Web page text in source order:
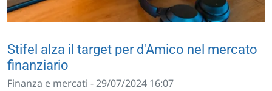
Stifel alza il target per d'Amico nel mercato
finanziario
Finanza e mercati - 29/07/2024 16:07